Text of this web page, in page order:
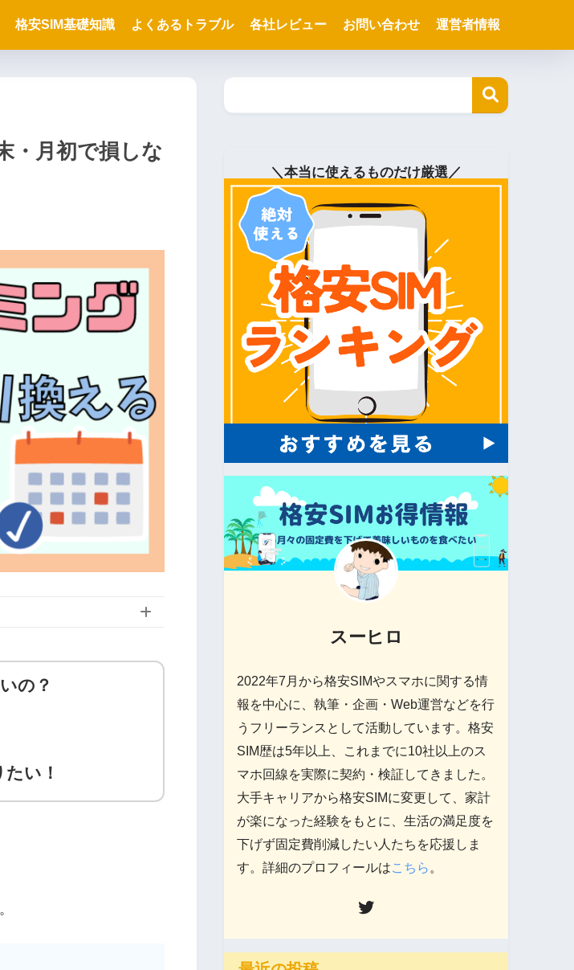
格安SIM基礎知識 よくあるトラブル 各社レビュー お問い合わせ 運営者情報
・月初で損しな
の？
い！
＼本当に使えるものだけ厳選／
スーヒロ
2022年7月から格安SIMやスマホに関する情
報を中心に、執筆・企画・Web運営などを行
うフリーランスとして活動しています。格安
SIM歴は5年以上、これまでに10社以上のス
マホ回線を実際に契約・検証してきました。
大手キャリアから格安SIMに変更して、家計
が楽になった経験をもとに、生活の満足度を
下げず固定費削減したい人たちを応援しま
す。詳細のプロフィールはこちら 。